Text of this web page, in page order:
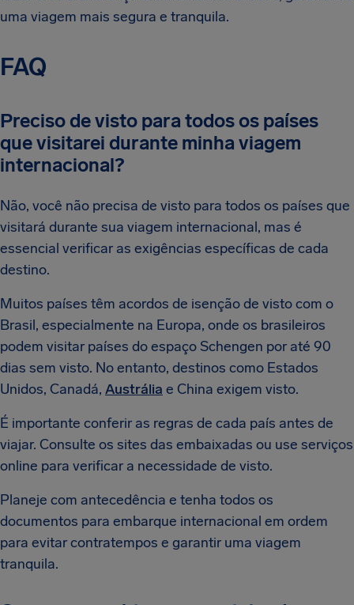
uma viagem mais segura e tranquila.
FAQ
Preciso de visto para todos os países
que visitarei durante minha viagem
internacional?
Não, você não precisa de visto para todos os países que
visitará durante sua viagem internacional, mas é
essencial verificar as exigências específicas de cada
destino.
Muitos países têm acordos de isenção de visto com o
Brasil, especialmente na Europa, onde os brasileiros
podem visitar países do espaço Schengen por até 90
dias sem visto. No entanto, destinos como Estados
Unidos, Canadá, Austrália e China exigem visto.
É importante conferir as regras de cada país antes de
viajar. Consulte os sites das embaixadas ou use serviços
online para verificar a necessidade de visto.
Planeje com antecedência e tenha todos os
documentos para embarque internacional em ordem
para evitar contratempos e garantir uma viagem
tranquila.